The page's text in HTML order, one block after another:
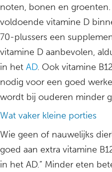
noten, bonen en
voldoende vitamine D
70-plussers een
vitamine D aanbevolen,
in het AD. Ook vitamine
nodig voor een goed
wordt bij ouderen minder
Wat vaker kleine porties
Wie geen of nauwelijks
goed aan extra vitamine
in het AD.” Minder eten